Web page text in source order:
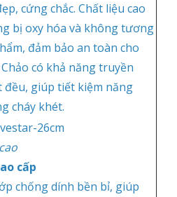
cứng chắc. Chất liệu cao
bị oxy hóa và không tương
đảm bảo an toàn cho
có khả năng truyền
giúp tiết kiệm năng
cháy khét.
cấp
chống dính bền bỉ, giúp